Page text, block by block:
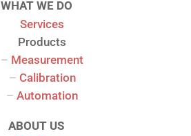
WHAT WE DO
Services
Products
– Measurement
– Calibration
– Automation
ABOUT US